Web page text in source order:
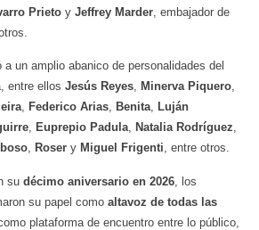
Prieto y Jeffrey Marder, embajador de
a un amplio abanico de personalidades del
entre ellos Jesús Reyes, Minerva Piquero,
, Federico Arias, Benita, Luján
, Euprepio Padula, Natalia Rodríguez,
, Roser y Miguel Frigenti, entre otros.
su décimo aniversario en 2026 , los
su papel como altavoz de todas las
plataforma de encuentro entre lo público,